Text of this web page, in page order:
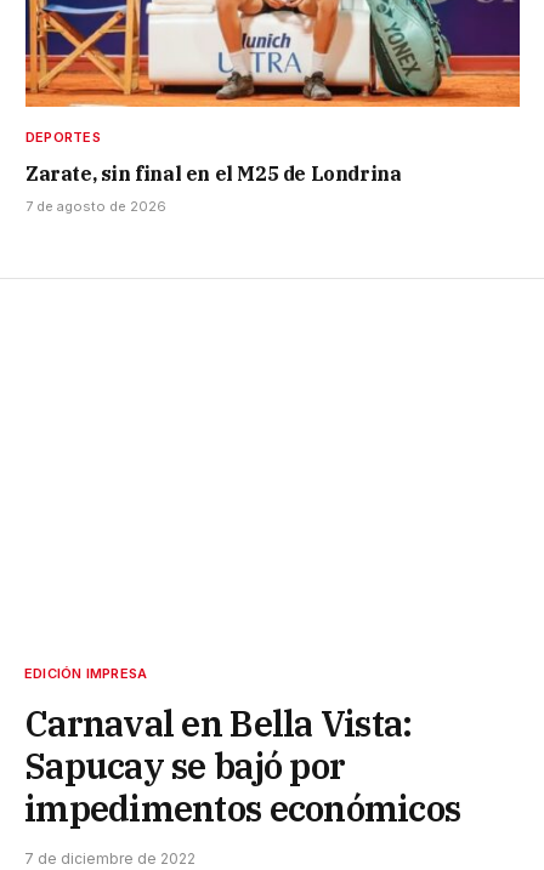
DEPORTES
Zarate, sin final en el M25 de Londrina
7 de agosto de 2026
EDICIÓN IMPRESA
Carnaval en Bella Vista:
Sapucay se bajó por
impedimentos económicos
7 de diciembre de 2022